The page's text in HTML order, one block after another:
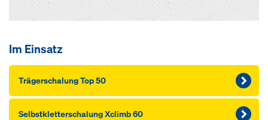
Im Einsatz
Träger­schalung Top 50
Selbstkletterschalung Xclimb 60